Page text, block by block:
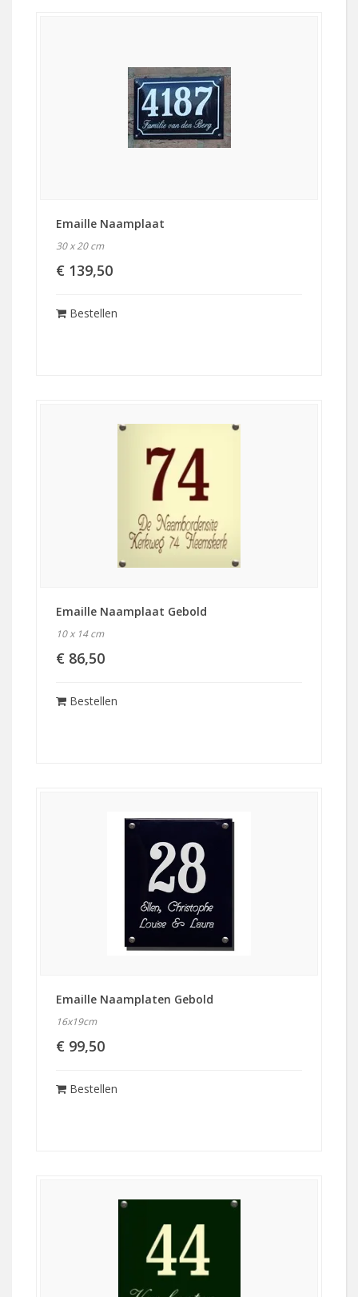
Emaille Naamplaat
30 x 20 cm
€ 139,50
Bestellen
Emaille Naamplaat Gebold
10 x 14 cm
€ 86,50
Bestellen
Emaille Naamplaten Gebold
16x19cm
€ 99,50
Bestellen